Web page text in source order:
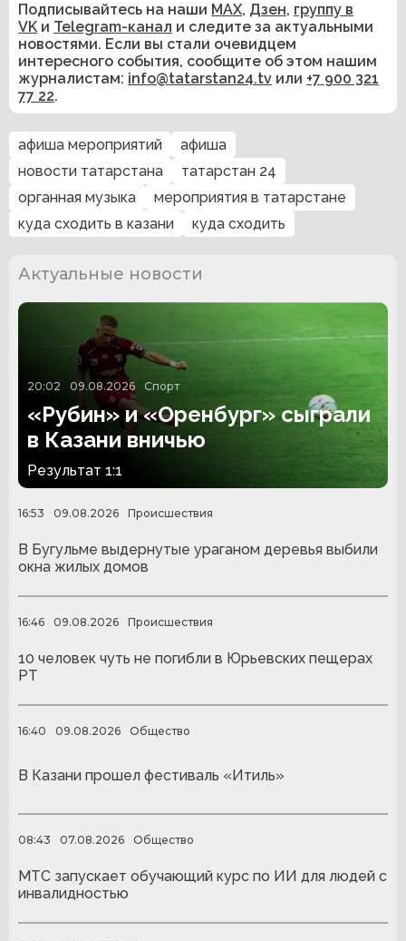
Подписывайтесь на наши MAX, Дзен, группу в
VK и Telegram-канал и следите за актуальными
новостями. Если вы стали очевидцем
интересного события, сообщите об этом нашим
журналистам: info@tatarstan24.tv или +7 900 321
77 22.
афиша мероприятий
афиша
новости татарстана
татарстан 24
органная музыка
мероприятия в татарстане
куда сходить в казани
куда сходить
Актуальные новости
20:02 09.08.2026 Спорт
«Рубин» и «Оренбург» сыграли
в Казани вничью
Результат 1:1
16:53 09.08.2026 Происшествия
В Бугульме выдернутые ураганом деревья выбили
окна жилых домов
16:46 09.08.2026 Происшествия
10 человек чуть не погибли в Юрьевских пещерах
РТ
16:40 09.08.2026 Общество
В Казани прошел фестиваль «Итиль»
08:43 07.08.2026 Общество
МТС запускает обучающий курс по ИИ для людей с
инвалидностью